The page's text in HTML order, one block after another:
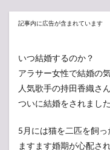
記事内に広告が含まれています
いつ結婚するのか？
アラサー女性で結婚の
人気歌手の持田香織さ
ついに結婚をされまし
5月には猫を二匹を飼っ
ますます婚期が心配さ